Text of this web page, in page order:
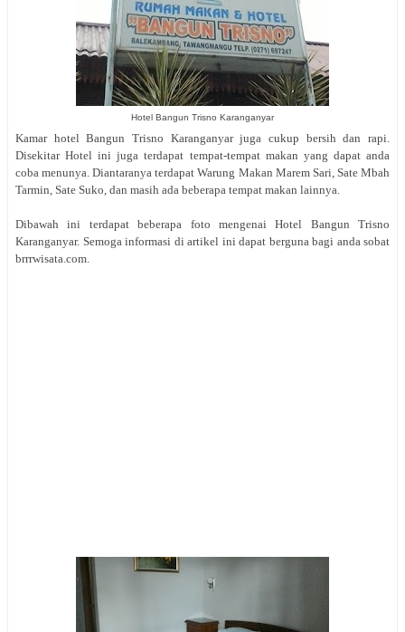
Hotel Bangun Trisno Karanganyar
Kamar hotel Bangun Trisno Karanganyar juga cukup bersih dan rapi.
Disekitar Hotel ini juga terdapat tempat-tempat makan yang dapat anda
coba menunya. Diantaranya terdapat Warung Makan Marem Sari, Sate Mbah
Tarmin, Sate Suko, dan masih ada beberapa tempat makan lainnya.
Dibawah ini terdapat beberapa foto mengenai Hotel Bangun Trisno
Karanganyar. Semoga informasi di artikel ini dapat berguna bagi anda sobat
brrrwisata.com.